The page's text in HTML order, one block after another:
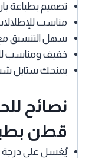
تصميم بطباعة
مناسب
سهل التنسيق مع
خفيف ومناسب
يمنحك ستايل
نصائح
قطن
يُغسل على درجة